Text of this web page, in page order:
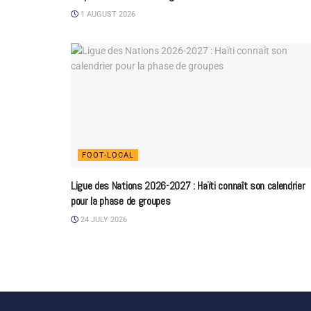
1 AUGUST 2026
FOOT-LOCAL
Ligue des Nations 2026-2027 : Haïti connaît son calendrier
pour la phase de groupes
24 JULY 2026